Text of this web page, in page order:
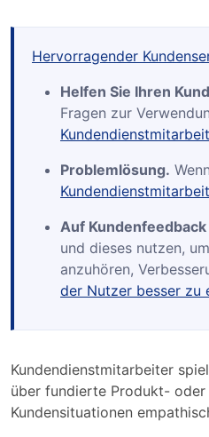
Hervorragender
Helfen Sie Ihren
Fragen zur
Problemlösung.
Auf
und dieses nutzen,
anzuhören,
der Nutzer besser zu
Kundendienstmitarbeiter
über fundierte Produkt-
Kundensituationen